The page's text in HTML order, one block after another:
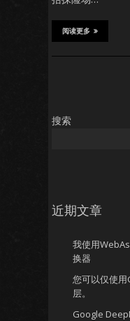
阅读更多
搜索
近期文章
我使用
换器
您可以仅使
层。
Google